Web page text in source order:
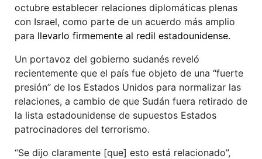
octubre establecer relaciones diplomáticas plenas
con Israel, como parte de un acuerdo más amplio
para llevarlo firmemente al redil estadounidense.
Un portavoz del gobierno sudanés reveló
recientemente que el país fue objeto de una “fuerte
presión” de los Estados Unidos para normalizar las
relaciones, a cambio de que Sudán fuera retirado de
la lista estadounidense de supuestos Estados
patrocinadores del terrorismo.
“Se dijo claramente [que] esto está relacionado”,